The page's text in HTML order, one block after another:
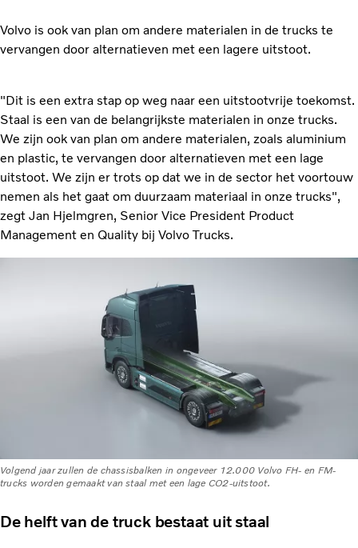
Volvo is ook van plan om andere materialen in de trucks te
vervangen door alternatieven met een lagere uitstoot.
"Dit is een extra stap op weg naar een uitstootvrije toekomst.
Staal is een van de belangrijkste materialen in onze trucks.
We zijn ook van plan om andere materialen, zoals aluminium
en plastic, te vervangen door alternatieven met een lage
uitstoot. We zijn er trots op dat we in de sector het voortouw
nemen als het gaat om duurzaam materiaal in onze trucks",
zegt Jan Hjelmgren, Senior Vice President Product
Management en Quality bij Volvo Trucks.
Volgend jaar zullen de chassisbalken in ongeveer 12.000 Volvo FH- en FM-
trucks worden gemaakt van staal met een lage CO2-uitstoot.
De helft van de truck bestaat uit staal